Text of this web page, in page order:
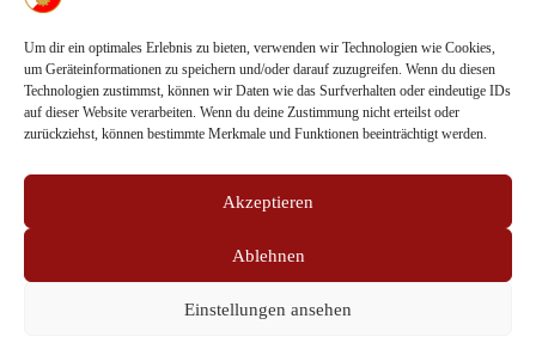
Um dir ein optimales Erlebnis zu bieten, verwenden wir Technologien wie Cookies,
um Geräteinformationen zu speichern und/oder darauf zuzugreifen. Wenn du diesen
Technologien zustimmst, können wir Daten wie das Surfverhalten oder eindeutige IDs
auf dieser Website verarbeiten. Wenn du deine Zustimmung nicht erteilst oder
zurückziehst, können bestimmte Merkmale und Funktionen beeinträchtigt werden.
Akzeptieren
Ablehnen
Einstellungen ansehen
Fotos:
FF-Koglhof
Webseite ist urheberrechtlich geschützt.